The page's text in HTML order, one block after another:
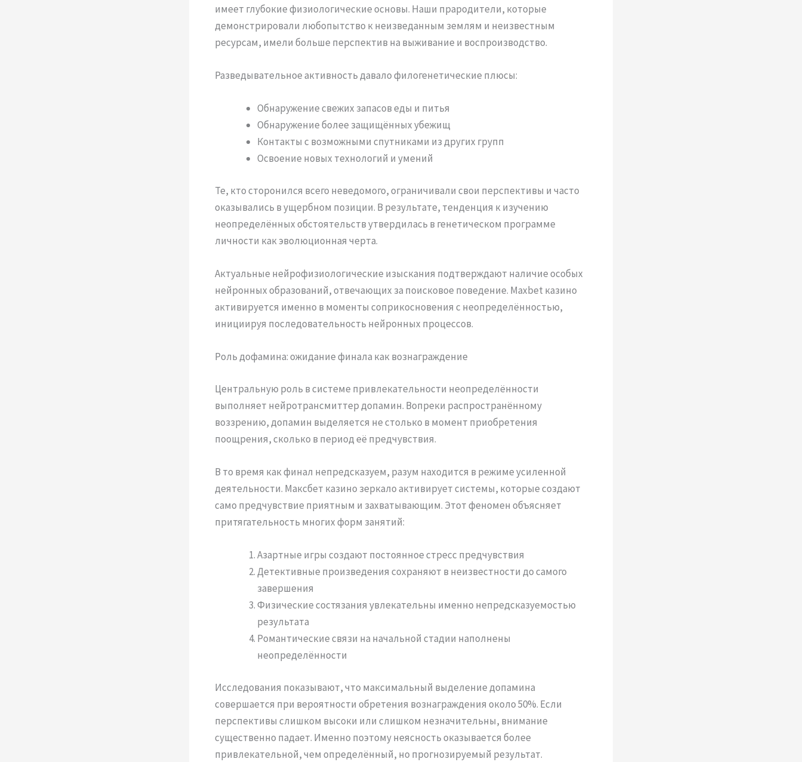
имеет глубокие физиологические основы. Наши прародители, которые
демонстрировали любопытство к неизведанным землям и неизвестным
ресурсам, имели больше перспектив на выживание и воспроизводство.
Разведывательное активность давало филогенетические плюсы:
Обнаружение свежих запасов еды и питья
Обнаружение более защищённых убежищ
Контакты с возможными спутниками из других групп
Освоение новых технологий и умений
Те, кто сторонился всего неведомого, ограничивали свои перспективы и часто
оказывались в ущербном позиции. В результате, тенденция к изучению
неопределённых обстоятельств утвердилась в генетическом программе
личности как эволюционная черта.
Актуальные нейрофизиологические изыскания подтверждают наличие особых
нейронных образований, отвечающих за поисковое поведение. Maxbet казино
активируется именно в моменты соприкосновения с неопределённостью,
инициируя последовательность нейронных процессов.
Роль дофамина: ожидание финала как вознаграждение
Центральную роль в системе привлекательности неопределённости
выполняет нейротрансмиттер допамин. Вопреки распространённому
воззрению, допамин выделяется не столько в момент приобретения
поощрения, сколько в период её предчувствия.
В то время как финал непредсказуем, разум находится в режиме усиленной
деятельности. Максбет казино зеркало активирует системы, которые создают
само предчувствие приятным и захватывающим. Этот феномен объясняет
притягательность многих форм занятий:
Азартные игры создают постоянное стресс предчувствия
Детективные произведения сохраняют в неизвестности до самого
завершения
Физические состязания увлекательны именно непредсказуемостью
результата
Романтические связи на начальной стадии наполнены
неопределённости
Исследования показывают, что максимальный выделение допамина
совершается при вероятности обретения вознаграждения около 50%. Если
перспективы слишком высоки или слишком незначительны, внимание
существенно падает. Именно поэтому неясность оказывается более
привлекательной, чем определённый, но прогнозируемый результат.